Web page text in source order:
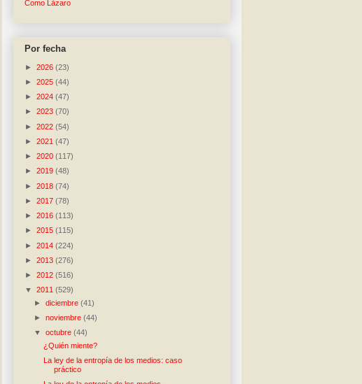
Como Lázaro
Por fecha
► 2026 (23)
► 2025 (44)
► 2024 (47)
► 2023 (70)
► 2022 (54)
► 2021 (47)
► 2020 (117)
► 2019 (48)
► 2018 (74)
► 2017 (78)
► 2016 (113)
► 2015 (115)
► 2014 (224)
► 2013 (276)
► 2012 (516)
▼ 2011 (529)
►diciembre(41)
►noviembre(44)
▼octubre(44)
¿Quién miente?
La ley de la entropía de los medios: caso
práctico